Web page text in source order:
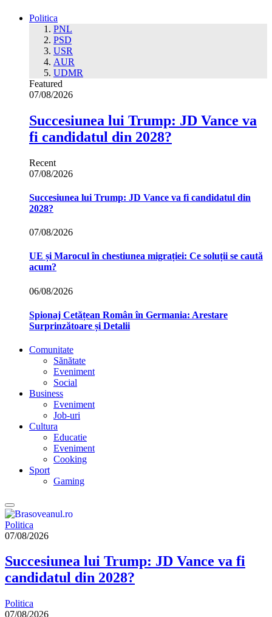
Politica
PNL
PSD
USR
AUR
UDMR
Featured
07/08/2026
Succesiunea lui Trump: JD Vance va
fi candidatul din 2028?
Recent
07/08/2026
Succesiunea lui Trump: JD Vance va fi candidatul din
2028?
07/08/2026
UE și Marocul în chestiunea migrației: Ce soluții se caută
acum?
06/08/2026
Spionaj Cetățean Român în Germania: Arestare
Surprinzătoare și Detalii
Comunitate
Sănătate
Eveniment
Social
Business
Eveniment
Job-uri
Cultura
Educatie
Eveniment
Cooking
Sport
Gaming
Politica
07/08/2026
Succesiunea lui Trump: JD Vance va fi
candidatul din 2028?
Politica
07/08/2026